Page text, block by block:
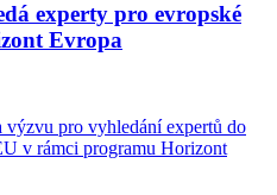
experty pro evropské
Evropa
výzvu pro vyhledání expertů do
v rámci programu Horizont